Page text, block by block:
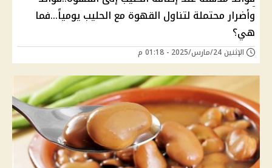
وأضرار محتملة لتناول القهوة مع الحليب يومياً...فما
هي؟
الإثنين 24/مارس/2025 - 01:18 م